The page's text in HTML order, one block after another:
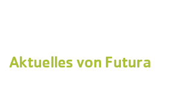
Aktuelles von Futura